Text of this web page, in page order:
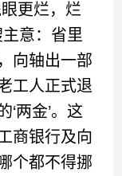
更烂，烂
主意：省里
向轴出一部
工人正式退
两金’。这
商银行及向
个都不得挪